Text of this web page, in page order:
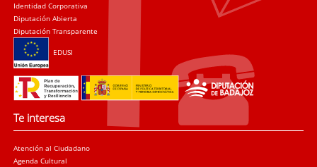
Identidad Corporativa
Diputación Abierta
Diputación Transparente
EDUSI
Te interesa
Atención al Ciudadano
Agenda Cultural